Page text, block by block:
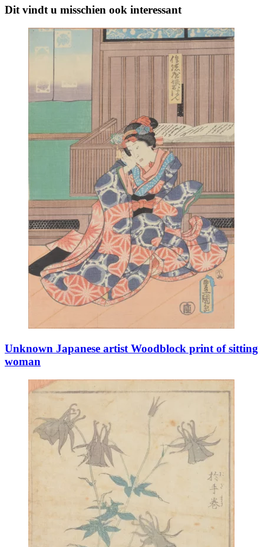
Dit vindt u misschien ook interessant
Unknown Japanese artist Woodblock print of sitting
woman